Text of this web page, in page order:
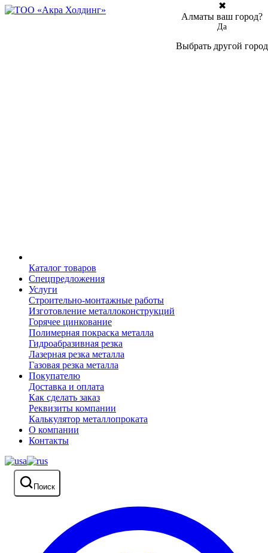
Каталог товаров
Спецпредложения
Услуги
Строительно-монтажные работы
Изготовление металлоконструкций
Горячее цинкование
Полимерная покраска металла
Гидроабразивная резка
Лазерная резка металла
Газовая резка металла
Покупателю
Доставка и оплата
Как сделать заказ
Реквизиты компании
Калькулятор металлопроката
О компании
Контакты
Поиск
✖
Алматы ваш город?
Да
Выбрать другой город